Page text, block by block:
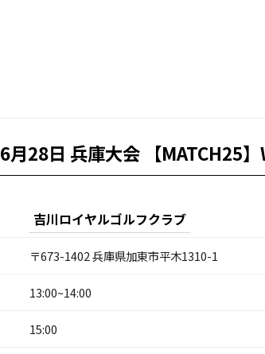
6月28日 兵庫大会 【MATCH25
吉川ロイヤルゴルフクラブ
〒673-1402 兵庫県加東市平木1310-1
13:00~14:00
15:00